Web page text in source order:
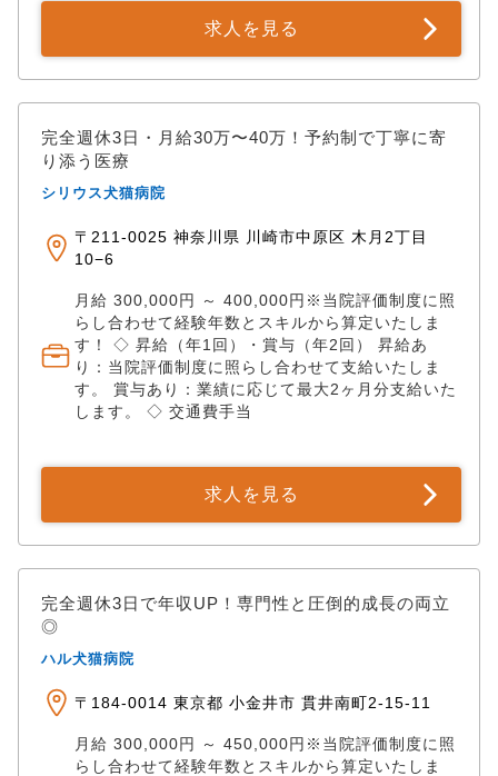
求人を見る
完全週休3日・月給30万〜40万！予約制で丁寧に寄
り添う医療
シリウス犬猫病院
〒211-0025 神奈川県 川崎市中原区 木月2丁目
10−6
月給 300,000円 ～ 400,000円※当院評価制度に照
らし合わせて経験年数とスキルから算定いたしま
す！ ◇ 昇給（年1回）・賞与（年2回） 昇給あ
り：当院評価制度に照らし合わせて支給いたしま
す。 賞与あり：業績に応じて最大2ヶ月分支給いた
します。 ◇ 交通費手当
求人を見る
完全週休3日で年収UP！専門性と圧倒的成長の両立
◎
ハル犬猫病院
〒184-0014 東京都 小金井市 貫井南町2-15-11
月給 300,000円 ～ 450,000円※当院評価制度に照
らし合わせて経験年数とスキルから算定いたしま